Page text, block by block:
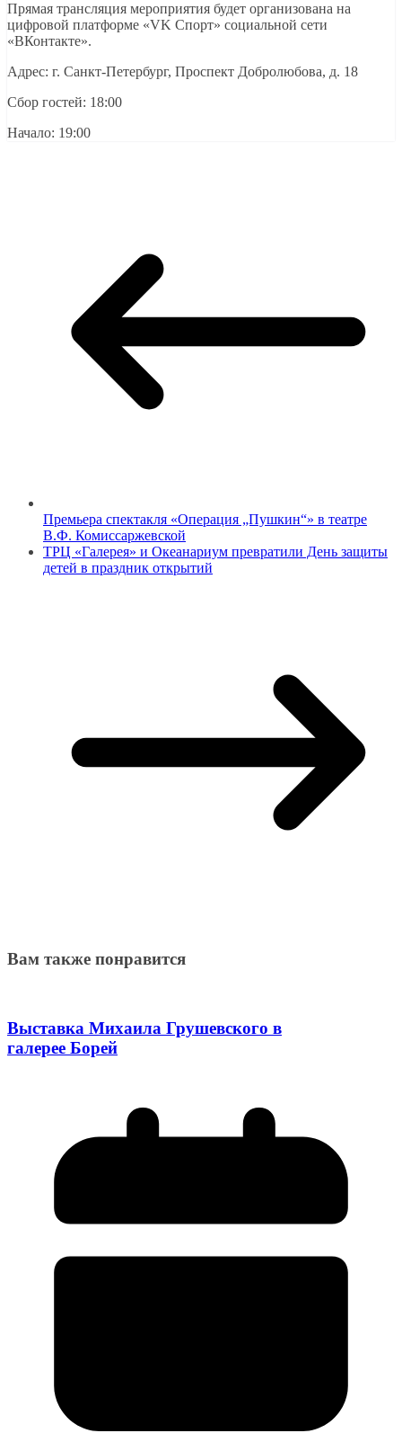
Прямая трансляция мероприятия будет организована на
цифровой платформе «VK Спорт» социальной сети
«ВКонтакте».
Адрес: г. Санкт-Петербург, Проспект Добролюбова, д. 18
Сбор гостей: 18:00
Начало: 19:00
Премьера спектакля «Операция „Пушкин“» в театре
В.Ф. Комиссаржевской
ТРЦ «Галерея» и Океанариум превратили День защиты
детей в праздник открытий
Вам также понравится
Выставка Михаила Грушевского в
галерее Борей